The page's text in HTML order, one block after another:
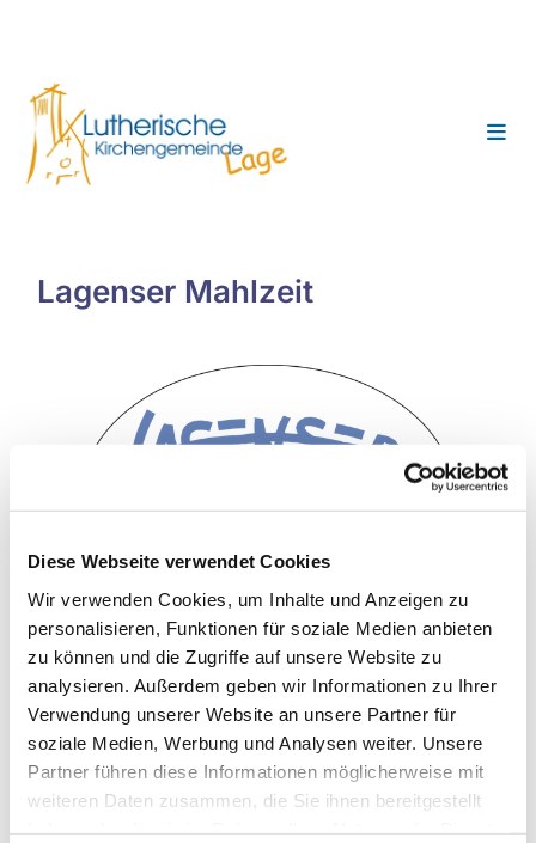
Diese Webseite verwendet Cookies
Wir verwenden Cookies, um Inhalte und Anzeigen zu
personalisieren, Funktionen für soziale Medien anbieten
zu können und die Zugriffe auf unsere Website zu
analysieren. Außerdem geben wir Informationen zu Ihrer
Verwendung unserer Website an unsere Partner für
soziale Medien, Werbung und Analysen weiter. Unsere
Partner führen diese Informationen möglicherweise mit
weiteren Daten zusammen, die Sie ihnen bereitgestellt
Lagenser Mahlzeit
Freitag, 29. Oktober 2027, 12:00 Uhr